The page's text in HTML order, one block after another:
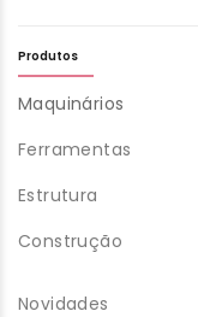
Produtos
Maquinários
Ferramentas
Estrutura
Construção
Novidades